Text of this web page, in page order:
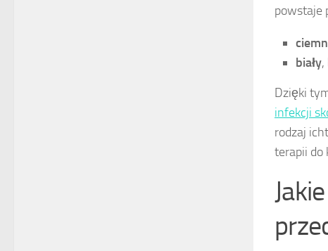
powstaje
biały
Dzięki
infekcji
rodzaj
terapii do